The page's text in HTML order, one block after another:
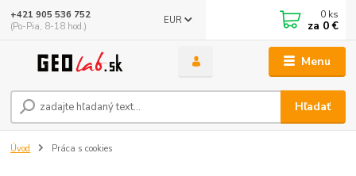
Menu
EUR
Hľadať
+421 905 536 752
(Po-Pia, 8-18 hod.)
0 ks
za 0 €
Úvod Práca s cookies